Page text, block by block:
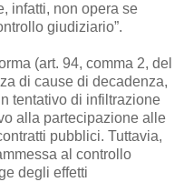
infatti, non opera se
giudiziario”.
(art. 94, comma 2, del
di cause di decadenza,
tentativo di infiltrazione
alla partecipazione alle
pubblici. Tuttavia,
al controllo
degli effetti